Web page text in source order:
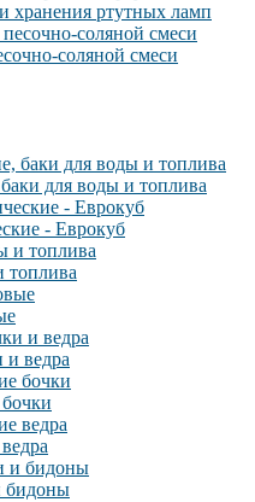
хранения ртутных ламп
соляной смеси
для воды и топлива
- Еврокуб
топлива
и ведра
бидоны